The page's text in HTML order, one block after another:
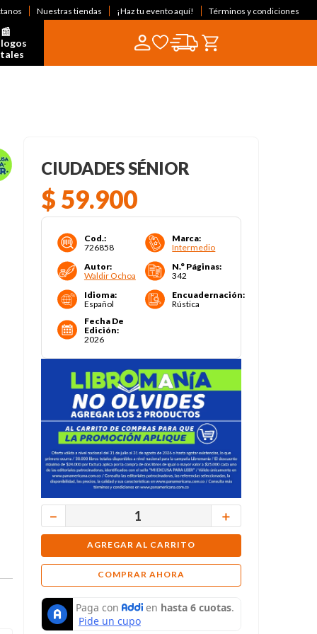
Nuestras tiendas ¡Haz tu evento aquí! Términos y condiciones
CIUDADES SÉNIOR
$ 59.900
Cod.:
726858
Marca:
Intermedio
Autor:
Waldir Ochoa
N.° Páginas:
342
Idioma:
Español
Encuadernación:
Rústica
Fecha De
Edición:
2026
＋
－
AGREGAR AL CARRITO
COMPRAR AHORA